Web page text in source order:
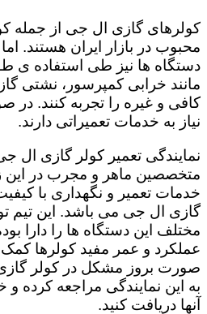
کولرهای گازی ال جی از جمله
محبوب در بازار ایران هستند.
دستگاه ها نیز طی استفاده ی
مانند خرابی کمپرسور، نشتی
کافی و غیره را تجربه کنند. در
نیاز به خدمات تعمیراتی دارند.
نمایندگی تعمیر کولر گازی ال
متخصصین ماهر و مجرب در این
خدمات تعمیر و نگهداری با
گازی ال جی می باشد. این تیم
مختلف این دستگاه ها را دارا
عملکرد و عمر مفید کولرها کمک
صورت بروز مشکل در کولر
به این نمایندگی مراجعه کرده و
آنها دریافت کنید.